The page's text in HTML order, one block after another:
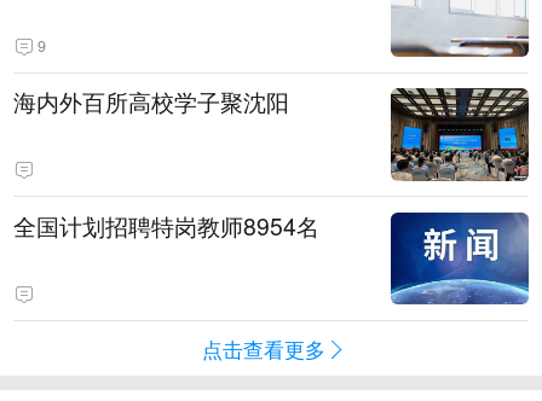
9
海内外百所高校学子聚沈阳
全国计划招聘特岗教师8954名
点击查看更多